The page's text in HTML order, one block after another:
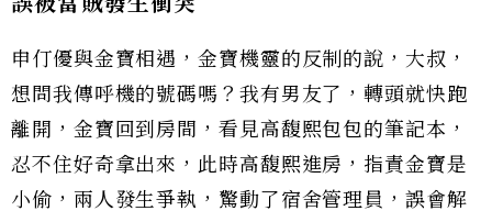
申仃優與金寶相遇，金寶機靈的反制的說，大叔，
想問我傳呼機的號碼嗎？我有男友了，轉頭就快跑
離開，金寶回到房間，看見高馥熙包包的筆記本，
忍不住好奇拿出來，此時高馥熙進房，指責金寶是
小偷，兩人發生爭執，驚動了宿舍管理員，誤會解